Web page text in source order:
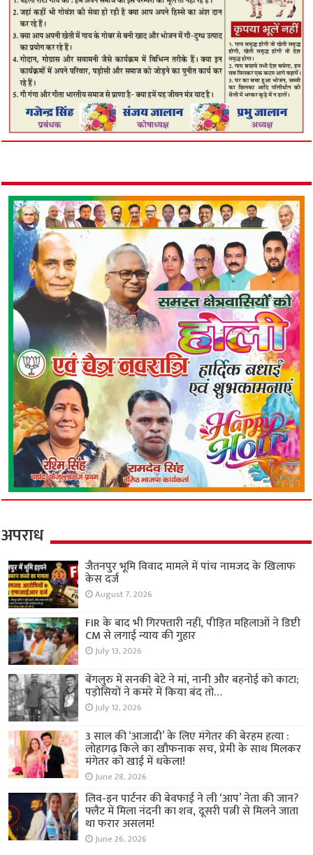
अपराध
जैतनपुर भूमि विवाद मामले में पांच नामजद के खिलाफ
केस दर्ज
August 7, 2026
FIR के बाद भी गिरफ्तारी नहीं, पीड़ित महिलाओं ने डिप्टी
CM से लगाई न्याय की गुहार
July 13, 2026
बेंगलुरु में सनकी बेटे ने मां, नानी और बहनोई को काटा;
पड़ोसियों ने कमरे में किया बंद तो…
July 12, 2026
3 साल की ‘आजादी’ के लिए मंगेतर की बेरहम हत्या :
लोहागढ़ किले का खौफनाक सच, प्रेमी के साथ मिलकर
मंगेतर को खाई में धकेला!
June 28, 2026
लिव-इन पार्टनर की बेवफाई ने ली ‘आप’ नेता की जान?
फ्लैट में मिला नंदनी का शव, दूसरी पत्नी से मिलने जाता
था फरार असलम!
June 26, 2026